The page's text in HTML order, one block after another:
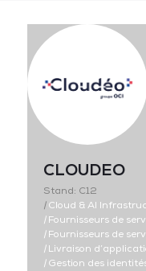
Cloud & Cyber
Data & AI Leaders
Data Centre World
CLOUDEO
Stand: C12
|Cloud & AI
|Fournisseurs de
|Fournisseurs de
|Livraison
|Gestion des